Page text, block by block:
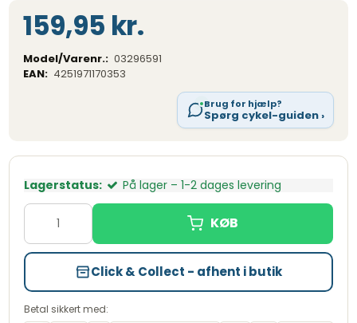
159,95 kr.
Model/Varenr.: 03296591
EAN: 4251971170353
Brug for hjælp?
Spørg cykel-guiden ›
Lagerstatus: På lager – 1-2 dages levering
Click & Collect - afhent i butik
Betal sikkert med: